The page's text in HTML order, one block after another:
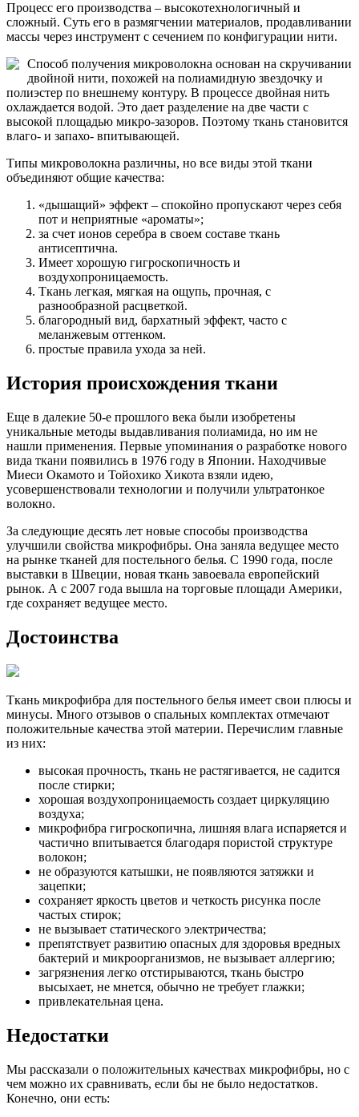
Процесс его производства – высокотехнологичный и
сложный. Суть его в размягчении материалов, продавливании
массы через инструмент с сечением по конфигурации нити.
Способ получения микроволокна основан на скручивании
двойной нити, похожей на полиамидную звездочку и
полиэстер по внешнему контуру. В процессе двойная нить
охлаждается водой. Это дает разделение на две части с
высокой площадью микро-зазоров. Поэтому ткань становится
влаго- и запахо- впитывающей.
Типы микроволокна различны, но все виды этой ткани
объединяют общие качества:
«дышащий» эффект – спокойно пропускают через себя
пот и неприятные «ароматы»;
за счет ионов серебра в своем составе ткань
антисептична.
Имеет хорошую гигроскопичность и
воздухопроницаемость.
Ткань легкая, мягкая на ощупь, прочная, с
разнообразной расцветкой.
благородный вид, бархатный эффект, часто с
меланжевым оттенком.
простые правила ухода за ней.
История происхождения ткани
Еще в далекие 50-е прошлого века были изобретены
уникальные методы выдавливания полиамида, но им не
нашли применения. Первые упоминания о разработке нового
вида ткани появились в 1976 году в Японии. Находчивые
Миеси Окамото и Тойохико Хикота взяли идею,
усовершенствовали технологии и получили ультратонкое
волокно.
За следующие десять лет новые способы производства
улучшили свойства микрофибры. Она заняла ведущее место
на рынке тканей для постельного белья. С 1990 года, после
выставки в Швеции, новая ткань завоевала европейский
рынок. А с 2007 года вышла на торговые площади Америки,
где сохраняет ведущее место.
Достоинства
Ткань микрофибра для постельного белья имеет свои плюсы и
минусы. Много отзывов о спальных комплектах отмечают
положительные качества этой материи. Перечислим главные
из них:
высокая прочность, ткань не растягивается, не садится
после стирки;
хорошая воздухопроницаемость создает циркуляцию
воздуха;
микрофибра гигроскопична, лишняя влага испаряется и
частично впитывается благодаря пористой структуре
волокон;
не образуются катышки, не появляются затяжки и
зацепки;
сохраняет яркость цветов и четкость рисунка после
частых стирок;
не вызывает статического электричества;
препятствует развитию опасных для здоровья вредных
бактерий и микроорганизмов, не вызывает аллергию;
загрязнения легко отстирываются, ткань быстро
высыхает, не мнется, обычно не требует глажки;
привлекательная цена.
Недостатки
Мы рассказали о положительных качествах микрофибры, но с
чем можно их сравнивать, если бы не было недостатков.
Конечно, они есть: